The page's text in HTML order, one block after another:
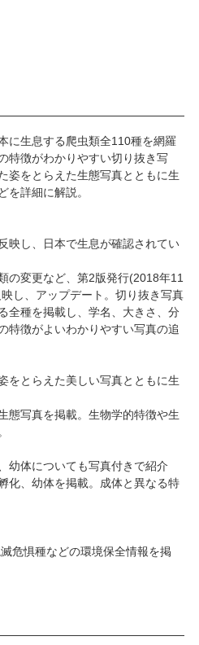
に生息する爬虫類全110種を網羅
特徴がわかりやすい切り抜き写
姿をとらえた生態写真とともに生
を詳細に解説。
映し、日本で生息が確認されてい
の変更など、第2版発行(2018年11
し、アップデート。切り抜き写真
全種を掲載し、学名、大きさ、分
特徴がよいわかりやすい写真の追
をとらえた美しい写真とともに生
態写真を掲載。生物学的特徴や生
幼体についても写真付きで紹介
化、幼体を掲載。成体と異なる特
危惧種などの環境保全情報を掲